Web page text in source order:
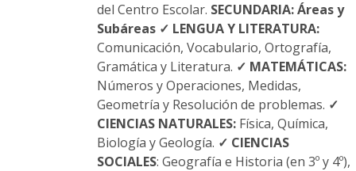
del Centro Escolar. SECUNDARIA: Áreas y
Subáreas ✓ LENGUA Y LITERATURA:
Comunicación, Vocabulario, Ortografía,
Gramática y Literatura. ✓ MATEMÁTICAS:
Números y Operaciones, Medidas,
Geometría y Resolución de problemas. ✓
CIENCIAS NATURALES:Física, Química,
Biología y Geología. ✓ CIENCIAS
SOCIALES: Geografía e Historia (en 3º y 4º),